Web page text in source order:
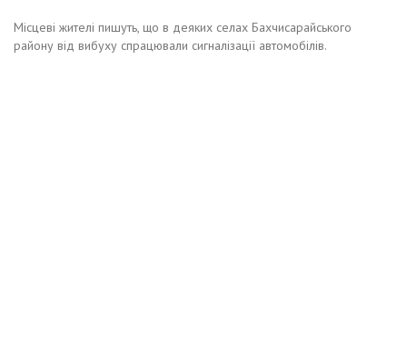
Місцеві жителі пишуть, що в деяких селах Бахчисарайського
району від вибуху спрацювали сигналізації автомобілів.